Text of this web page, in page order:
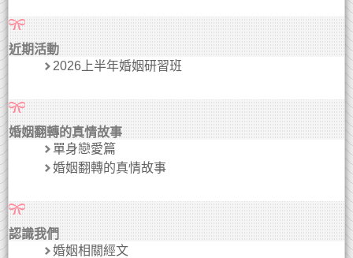
近期活動
2026上半年婚姻研習班
婚姻翻轉的真情故事
單身戀愛篇
婚姻翻轉的真情故事
認識我們
婚姻相關經文